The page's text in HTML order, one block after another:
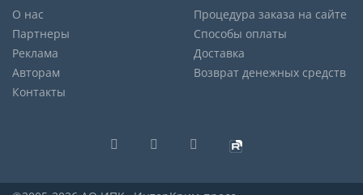
О нас
Партнеры
Реклама
Авторам
Контакты
Процедура заказа на сайте
Способы оплаты
Доставка
Возврат денежных средств